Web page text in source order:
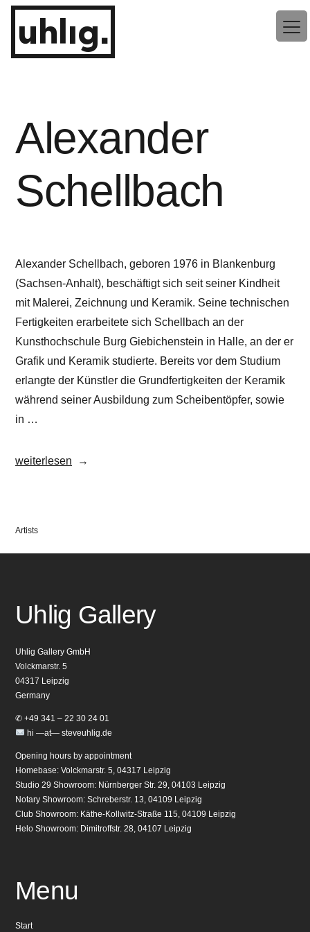
Zum
Inhalt
springenuhlig.
Alexander
Schellbach
Alexander Schellbach, geboren 1976 in Blankenburg
(Sachsen-Anhalt), beschäftigt sich seit seiner Kindheit
mit Malerei, Zeichnung und Keramik. Seine technischen
Fertigkeiten erarbeitete sich Schellbach an der
Kunsthochschule Burg Giebichenstein in Halle, an der er
Grafik und Keramik studierte. Bereits vor dem Studium
erlangte der Künstler die Grundfertigkeiten der Keramik
während seiner Ausbildung zum Scheibentöpfer, sowie
in …
„Alexander
weiterlesen
Veröffentlicht
Artists
Uhlig Gallery
Uhlig Gallery GmbH
Volckmarstr. 5
04317 Leipzig
Germany
✆ +49 341 – 22 30 24 01
hi —at— steveuhlig.de
Opening hours by appointment
Homebase: Volckmarstr. 5, 04317 Leipzig
Studio 29 Showroom: Nürnberger Str. 29, 04103 Leipzig
Notary Showroom: Schreberstr. 13, 04109 Leipzig
Club Showroom: Käthe-Kollwitz-Straße 115, 04109 Leipzig
Helo Showroom: Dimitroffstr. 28, 04107 Leipzig
Menu
Start